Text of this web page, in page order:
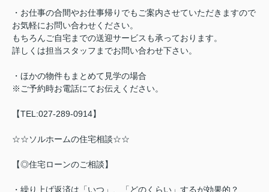
・お仕事の合間やお仕事帰りでもご案内させていただきますので
お気軽にお問い合わせください。
もちろんご自宅までの送迎サービスも承っております。
詳しくは担当スタッフまでお問い合わせ下さい。
・ほかの物件もまとめて見学の場合
※ご予約時お電話にてお伝えください。
【TEL:027-289-0914】
☆☆ソルホームの住宅相談☆☆
【◎住宅ローンのご相談】
・繰り上げ返済は「いつ」、「どのくらい」するが効果的？